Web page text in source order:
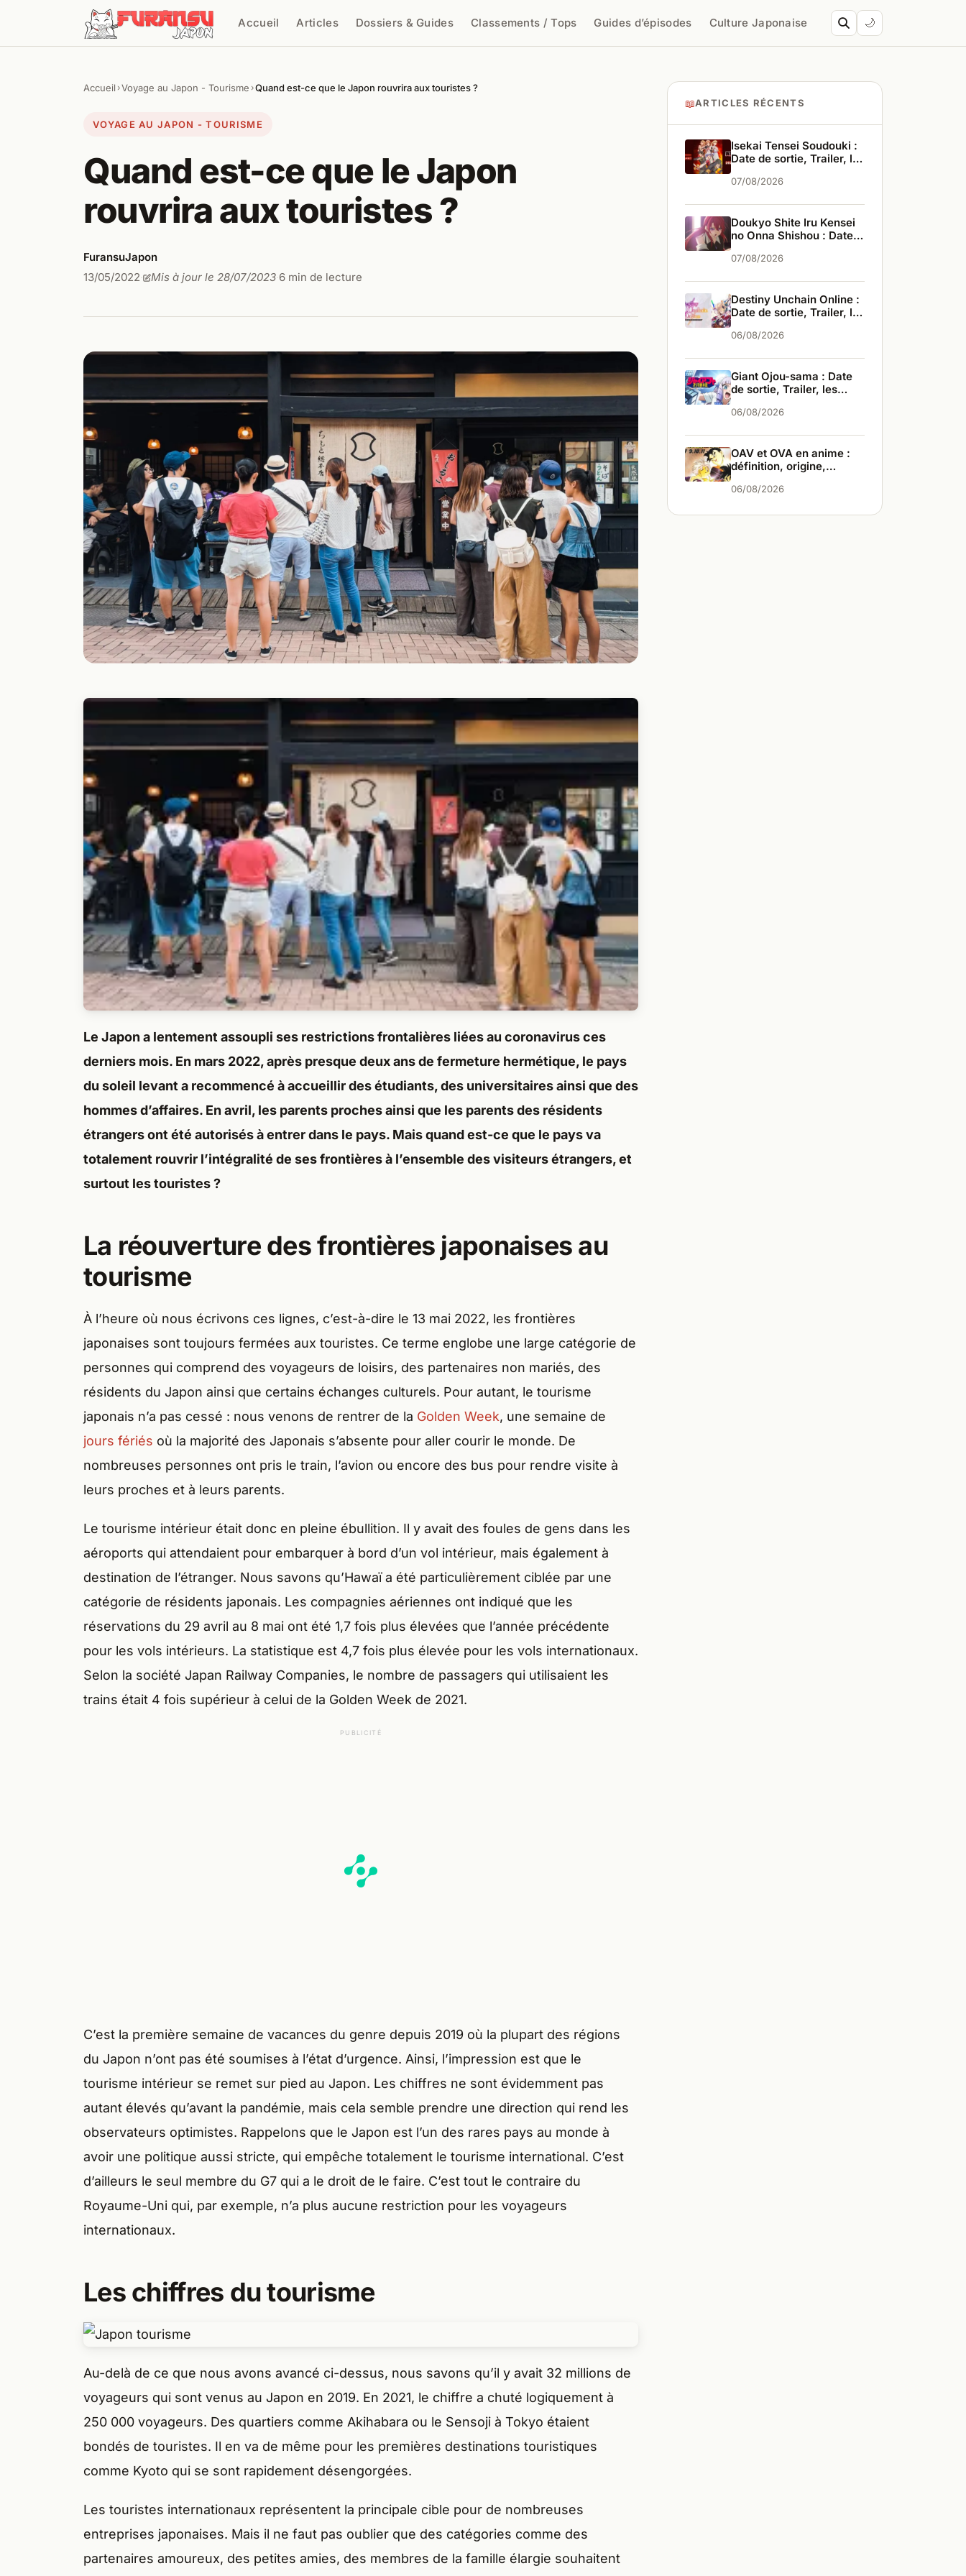
Aller au contenu
Accueil Articles Dossiers & Guides Classements / Tops Guides d’épisodes Culture Japonaise 🌙
Chercher
Accueil ›Voyage au Japon - Tourisme ›Quand est-ce que le Japon rouvrira aux touristes ?
VOYAGE AU JAPON - TOURISME
Quand est-ce que le Japon
rouvrira aux touristes ?
FuransuJapon
13/05/2022· Mis à jour le 28/07/2023·6 min de lecture
Le Japon a lentement assoupli ses restrictions frontalières liées au coronavirus ces
derniers mois. En mars 2022, après presque deux ans de fermeture hermétique, le pays
du soleil levant a recommencé à accueillir des étudiants, des universitaires ainsi que des
hommes d’affaires. En avril, les parents proches ainsi que les parents des résidents
étrangers ont été autorisés à entrer dans le pays. Mais quand est-ce que le pays va
totalement rouvrir l’intégralité de ses frontières à l’ensemble des visiteurs étrangers, et
surtout les touristes ?
La réouverture des frontières japonaises au
tourisme
À l’heure où nous écrivons ces lignes, c’est-à-dire le 13 mai 2022, les frontières
japonaises sont toujours fermées aux touristes. Ce terme englobe une large catégorie de
personnes qui comprend des voyageurs de loisirs, des partenaires non mariés, des
résidents du Japon ainsi que certains échanges culturels. Pour autant, le tourisme
japonais n’a pas cessé : nous venons de rentrer de la Golden Week, une semaine de
jours fériés où la majorité des Japonais s’absente pour aller courir le monde. De
nombreuses personnes ont pris le train, l’avion ou encore des bus pour rendre visite à
leurs proches et à leurs parents.
Le tourisme intérieur était donc en pleine ébullition. Il y avait des foules de gens dans les
aéroports qui attendaient pour embarquer à bord d’un vol intérieur, mais également à
destination de l’étranger. Nous savons qu’Hawaï a été particulièrement ciblée par une
catégorie de résidents japonais. Les compagnies aériennes ont indiqué que les
réservations du 29 avril au 8 mai ont été 1,7 fois plus élevées que l’année précédente
pour les vols intérieurs. La statistique est 4,7 fois plus élevée pour les vols internationaux.
Selon la société Japan Railway Companies, le nombre de passagers qui utilisaient les
trains était 4 fois supérieur à celui de la Golden Week de 2021.
PUBLICITÉ
C’est la première semaine de vacances du genre depuis 2019 où la plupart des régions
du Japon n’ont pas été soumises à l’état d’urgence. Ainsi, l’impression est que le
tourisme intérieur se remet sur pied au Japon. Les chiffres ne sont évidemment pas
autant élevés qu’avant la pandémie, mais cela semble prendre une direction qui rend les
observateurs optimistes. Rappelons que le Japon est l’un des rares pays au monde à
avoir une politique aussi stricte, qui empêche totalement le tourisme international. C’est
d’ailleurs le seul membre du G7 qui a le droit de le faire. C’est tout le contraire du
Royaume-Uni qui, par exemple, n’a plus aucune restriction pour les voyageurs
internationaux.
Les chiffres du tourisme
Au-delà de ce que nous avons avancé ci-dessus, nous savons qu’il y avait 32 millions de
voyageurs qui sont venus au Japon en 2019. En 2021, le chiffre a chuté logiquement à
250 000 voyageurs. Des quartiers comme Akihabara ou le Sensoji à Tokyo étaient
bondés de touristes. Il en va de même pour les premières destinations touristiques
comme Kyoto qui se sont rapidement désengorgées.
Les touristes internationaux représentent la principale cible pour de nombreuses
entreprises japonaises. Mais il ne faut pas oublier que des catégories comme des
partenaires amoureux, des petites amies, des membres de la famille élargie souhaitent
📖ARTICLES RÉCENTS
Isekai Tensei Soudouki :
Date de sortie, Trailer, les
07/08/2026
Doukyo Shite Iru Kensei
no Onna Shishou : Date
infos
07/08/2026
Destiny Unchain Online :
Date de sortie, Trailer, les
06/08/2026
Giant Ojou-sama : Date
de sortie, Trailer, les
06/08/2026
OAV et OVA en anime :
définition, origine,
06/08/2026